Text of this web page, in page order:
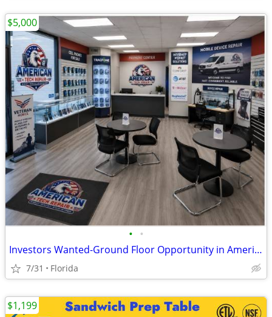
• •
Investors Wanted-Ground Floor Opportunity in American Tech Repair
7/31 Florida
$5,000
$1,199